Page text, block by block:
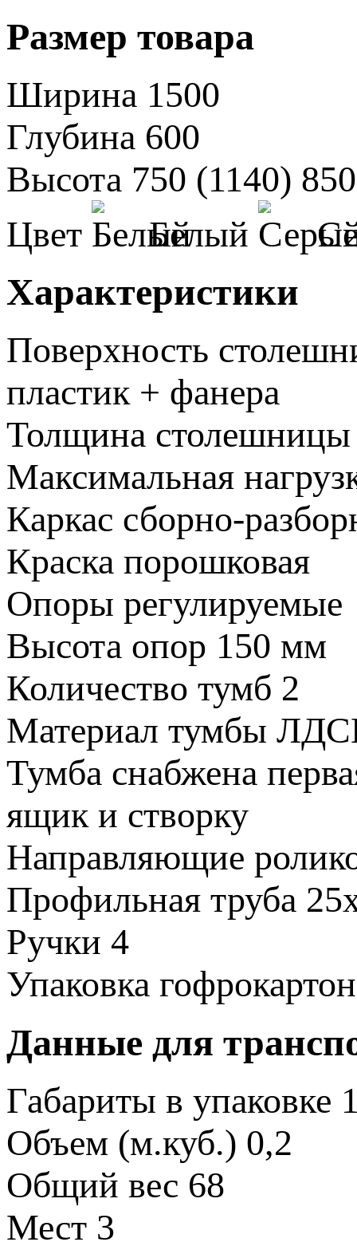
Размер товара
Ширина 1500
Глубина 600
Высота 750 (1140)
Цвет
Белый
Характеристики
Поверхность
пластик + фанера
Толщина столешницы
Максимальная
Каркас сборно-
Краска порошковая
Опоры регулируемые
Высота опор 150 мм
Количество тумб 2
Материал тумбы
Тумба снабжена
ящик и створку
Направляющие
Профильная труба
Ручки 4
Упаковка гофрокартон
Данные для
Габариты в упаковке
Объем (м.куб.) 0,2
Общий вес 68
Мест 3